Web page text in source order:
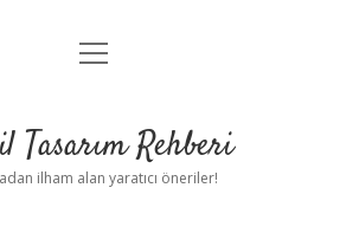
Anasayfa
Yasal Uyarı
menüyü
Tasarım Rehberi
ilham alan yaratıcı öneriler!